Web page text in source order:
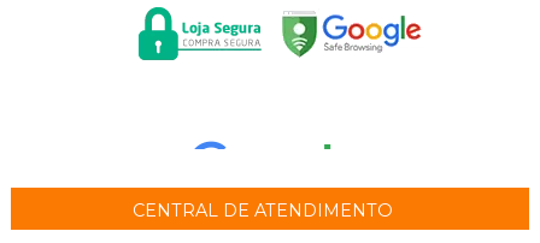
CENTRAL DE ATENDIMENTO